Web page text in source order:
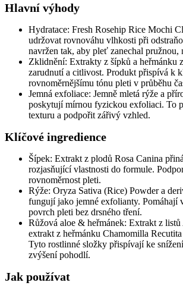
Hlavní výhody
Hydratace: Fresh Rosehip Rice Mochi
udržovat rovnováhu vlhkosti při
navržen tak, aby pleť zanechal pružnou,
Zklidnění: Extrakty z šípků a heřmánku
zarudnutí a citlivost. Produkt přispívá k
rovnoměrnějšímu tónu pleti v průběhu
Jemná exfoliace: Jemně mletá rýže a
poskytují mírnou fyzickou exfoliaci. To
texturu a podpořit zářivý vzhled.
Klíčové ingredience
Šípek: Extrakt z plodů Rosa Canina
rozjasňující vlastnosti do formule.
rovnoměrnost pleti.
Rýže: Oryza Sativa (Rice) Powder a
fungují jako jemné exfolianty. Pomáhají
povrch pleti bez drsného tření.
Růžová aloe & heřmánek: Extrakt z listů
extrakt z heřmánku Chamomilla
Tyto rostlinné složky přispívají ke
zvýšení pohodlí.
Jak používat